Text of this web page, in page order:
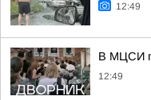
12:49
В МЦСИ
12:49